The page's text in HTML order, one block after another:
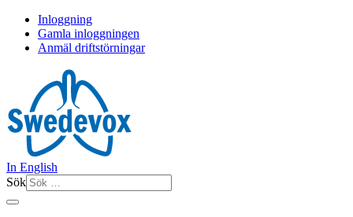
Inloggning
Gamla inloggningen
Anmäl driftstörningar
In English
Sök